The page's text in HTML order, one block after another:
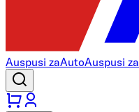
Auspusi zaAutoAuspusi za